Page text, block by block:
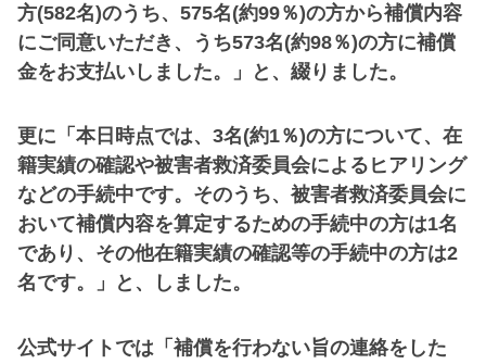
方(582名)のうち、575名(約99％)の方から補償内容
にご同意いただき、うち573名(約98％)の方に補償
金をお支払いしました。」と、綴りました。
更に「本日時点では、3名(約1％)の方について、在
籍実績の確認や被害者救済委員会によるヒアリング
などの手続中です。そのうち、被害者救済委員会に
おいて補償内容を算定するための手続中の方は1名
であり、その他在籍実績の確認等の手続中の方は2
名です。」と、しました。
公式サイトでは「補償を行わない旨の連絡をした